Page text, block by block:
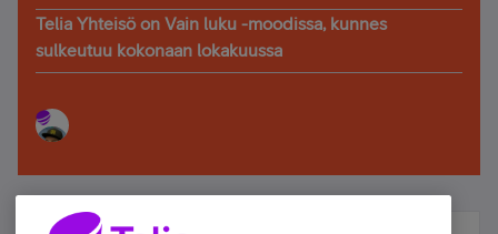
Telia Yhteisö on Vain luku -moodissa, kunnes
sulkeutuu kokonaan lokakuussa